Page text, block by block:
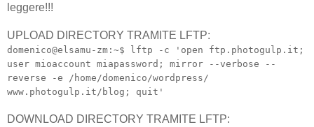
leggere!!!
UPLOAD DIRECTORY TRAMITE LFTP:
domenico@elsamu-zm:~$ lftp -c 'open ftp.photogulp.it;
user mioaccount miapassword; mirror --verbose --
reverse -e /home/domenico/wordpress/
www.photogulp.it/blog; quit'
DOWNLOAD DIRECTORY TRAMITE LFTP: